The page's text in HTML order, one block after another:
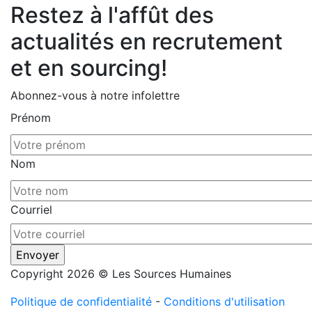
Restez à l'affût des
actualités en recrutement
et en sourcing!
Abonnez-vous à notre infolettre
Prénom
Nom
Courriel
Copyright 2026 © Les Sources Humaines
Politique de confidentialité - Conditions d'utilisation